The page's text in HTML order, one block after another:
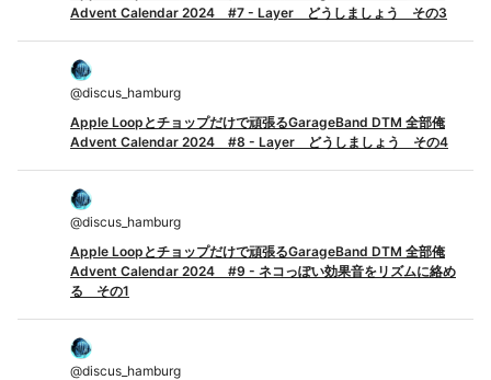
Advent Calendar 2024 #7 - Layer どうしましょう その3
@discus_hamburg
Apple Loopとチョップだけで頑張るGarageBand DTM 全部俺
Advent Calendar 2024 #8 - Layer どうしましょう その4
@discus_hamburg
Apple Loopとチョップだけで頑張るGarageBand DTM 全部俺
Advent Calendar 2024 #9 - ネコっぽい効果音をリズムに絡め
る その1
@discus_hamburg